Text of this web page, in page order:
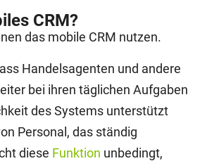
CRM?
das mobile CRM nutzen.
Handelsagenten und andere
bei ihren täglichen Aufgaben
des Systems unterstützt
Personal, das ständig
diese Funktion unbedingt,